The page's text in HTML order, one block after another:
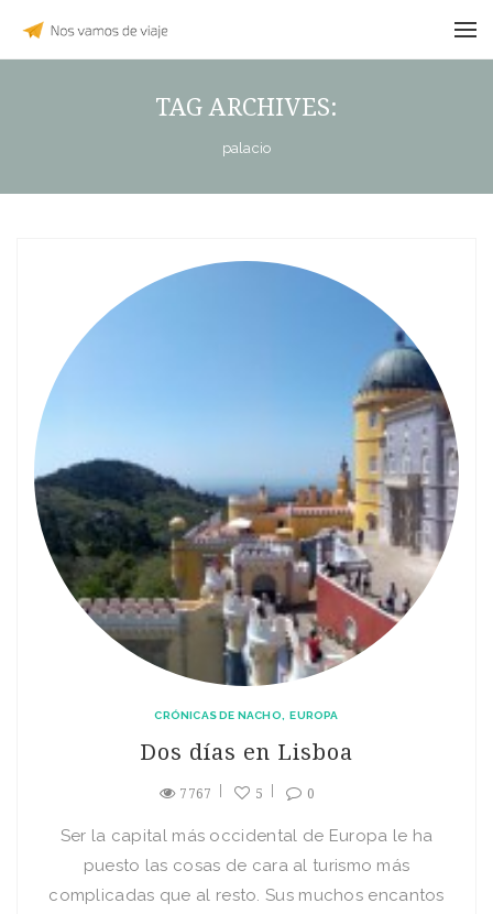
TAG ARCHIVES:
palacio
CRÓNICAS DE NACHO EUROPA
Dos días en Lisboa
7767 5 0
Ser la capital más occidental de Europa le ha
puesto las cosas de cara al turismo más
complicadas que al resto. Sus muchos encantos